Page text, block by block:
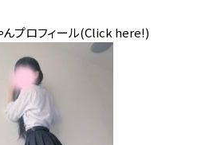
んプロフィール(Click here!)